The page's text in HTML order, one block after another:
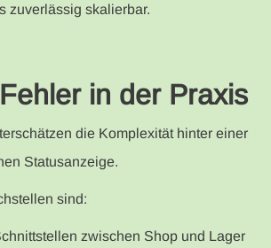
zuverlässig skalierbar.
in der Praxis
die Komplexität hinter einer
Statusanzeige.
sind:
zwischen Shop und Lager